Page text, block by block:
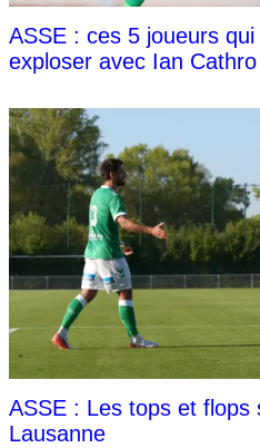
ASSE : ces 5 joueurs
exploser avec Ian Cathro
ASSE : Les tops et flops
Lausanne